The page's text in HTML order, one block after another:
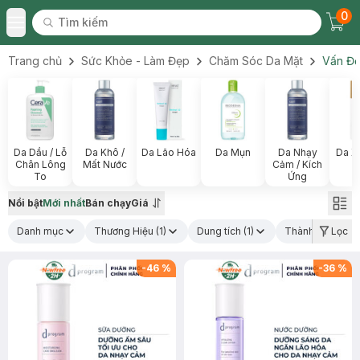
Toggle Menu
Tìm kiếm
Tìm kiếm
0
Trang chủ Sức Khỏe - Làm Đẹp Chăm Sóc Da Mặt Vấn
Da Dầu / Lỗ
Chân Lông
To
Da Khô /
Mất Nước
Da Lão Hóa Da Mụn
Da Nhạy
Cảm / Kích
Ứng
Da
Nổi bậtMới nhấtBán chạyGiá
Danh mục Thương Hiệu (1) Dung tích (1) Thành phần nổi
Lọc
-46 % -36 %